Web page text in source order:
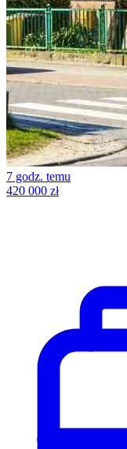
7 godz. temu
420 000 zł